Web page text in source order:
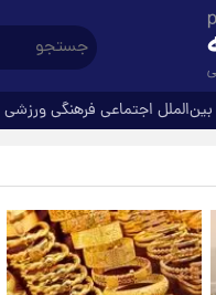
بین‌الملل اجتماعی فرهنگیورزشی